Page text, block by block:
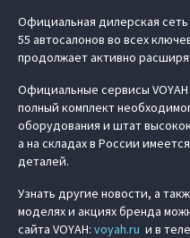
Официальная дилерская
55 автосалонов во всех
продолжает активно
Официальные сервисы
полный комплект
оборудования и штат
а на складах в России
деталей.
Узнать другие новости, а
моделях и акциях бренда
сайта VOYAH: voyah.ru и в